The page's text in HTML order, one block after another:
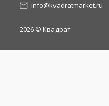
info@kvadratmarket.ru
2026 © Квадрат